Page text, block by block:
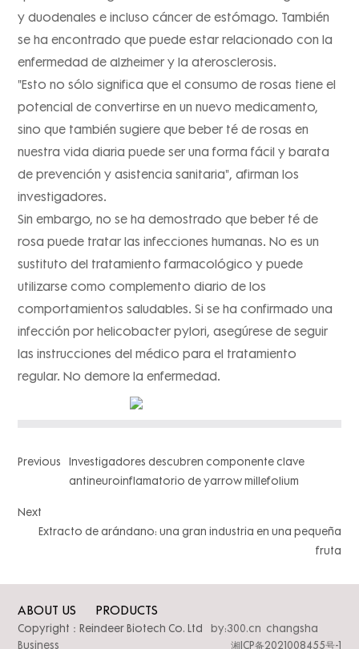
y duodenales e incluso cáncer de estómago. También
se ha encontrado que puede estar relacionado con la
enfermedad de alzheimer y la aterosclerosis.
"Esto no sólo significa que el consumo de rosas tiene el
potencial de convertirse en un nuevo medicamento,
sino que también sugiere que beber té de rosas en
nuestra vida diaria puede ser una forma fácil y barata
de prevención y asistencia sanitaria", afirman los
investigadores.
Sin embargo, no se ha demostrado que beber té de
rosa puede tratar las infecciones humanas. No es un
sustituto del tratamiento farmacológico y puede
utilizarse como complemento diario de los
comportamientos saludables. Si se ha confirmado una
infección por helicobacter pylori, asegúrese de seguir
las instrucciones del médico para el tratamiento
regular. No demore la enfermedad.
Previous
Investigadores descubren componente clave
antineuroinflamatorio de yarrow millefolium
Next
Extracto de arándano: una gran industria en una pequeña
fruta
ABOUT US PRODUCTS
Copyright：Reindeer Biotech Co. Ltd
by:300.cn changsha
Business
湘ICP备2021008455号-1